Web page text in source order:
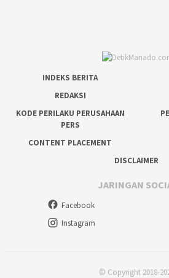
INDEKS BERITA
REDAKSI
KODE PERILAKU PERUSAHAAN
PERS
CONTENT PLACEMENT
DISCLAIMER
JARINGAN
Facebook
Instagram
© Copyright 2018-